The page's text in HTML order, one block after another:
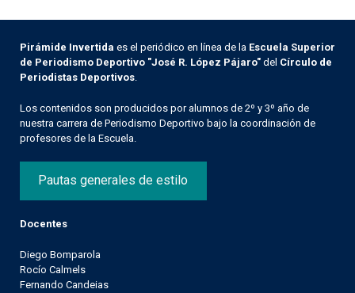
Pirámide Invertida es el periódico en línea de la Escuela Superior
de Periodismo Deportivo "José R. López Pájaro" del Círculo de
Periodistas Deportivos
Los contenidos son producidos por alumnos de 2º y 3º año de
nuestra carrera de Periodismo Deportivo bajo la coordinación de
profesores de la Escuela.
Pautas generales de estilo
Docentes
Diego Bomparola
Rocío Calmels
Fernando Candeias